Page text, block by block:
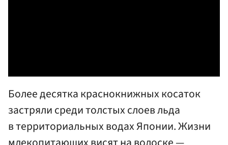
Более десятка краснокнижных косаток
застряли среди толстых слоев льда
в территориальных водах Японии. Жизни